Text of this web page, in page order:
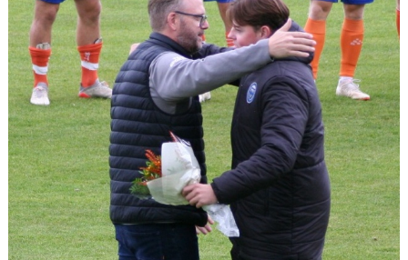
VÅRA LAG/TRÄNARE
MATCHER
UPPDRAG I FÖRENINGEN
SPONSRING & SAMARBETEN
INITIATIV & PROJEKT
FOTBOLLSSKOLAN
REAL BETIS CAMP